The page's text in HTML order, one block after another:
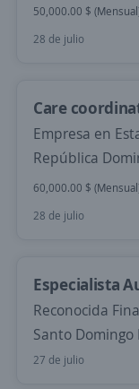
50,000.00 $
28 de julio
Care
Empresa en
República
60,000.00 $
28 de julio
Especialista
Reconocida
Santo Domingo
27 de julio